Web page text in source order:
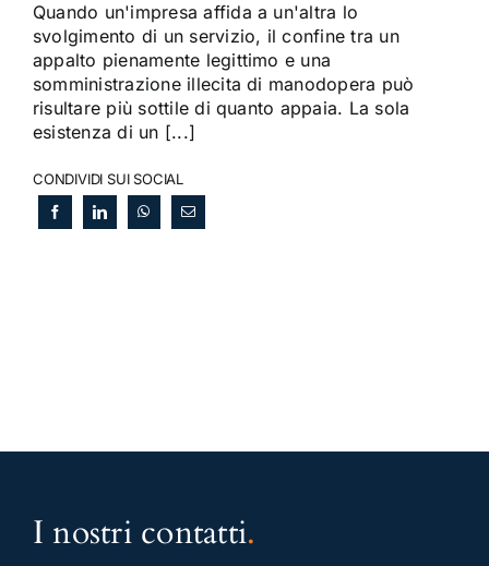
Quando un'impresa affida a un'altra lo
svolgimento di un servizio, il confine tra un
appalto pienamente legittimo e una
somministrazione illecita di manodopera può
risultare più sottile di quanto appaia. La sola
esistenza di un [...]
CONDIVIDI SUI SOCIAL
I nostri contatti.